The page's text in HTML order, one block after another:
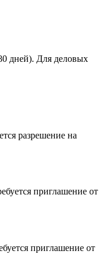
дней). Для деловых
разрешение на
приглашение от
приглашение от